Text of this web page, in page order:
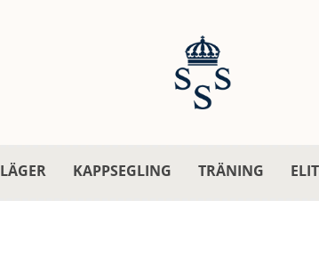
LÄGER KAPPSEGLING TRÄNING ELIT